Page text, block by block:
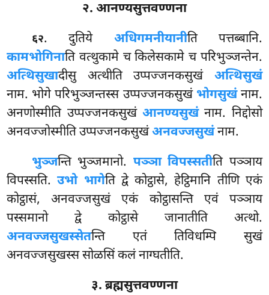
२. आनण्यसुत्तवण्णना
६२. दुतिये अधिगमनीयानीति पत्तब्बानि.
कामभोगिनाति वत्थुकामे च किलेसकामे च परिभुञ्जन्तेन.
अत्थिसुखादीसु अत्थीति उप्पज्जनकसुखं अत्थिसुखं
नाम. भोगे परिभुञ्जन्तस्स उप्पज्जनकसुखं भोगसुखंनाम.
अनणोस्मीति उप्पज्जनकसुखं आनण्यसुखंनाम. निद्दोसो
अनवज्जोस्मीति उप्पज्जनकसुखंअनवज्जसुखंनाम.
भुञ्जन्ति भुञ्जमानो. पञ्ञा विपस्सतीति पञ्ञाय
विपस्सति.उभो भागेति द्वे कोट्ठासे, हेट्ठिमानि तीणि एकं
कोट्ठासं, अनवज्जसुखं एकं कोट्ठासन्ति एवं पञ्ञाय
पस्समानोद्वे कोट्ठासे जानातीति अत्थो.
अनवज्जसुखस्सेतन्ति एतं तिविधम्पि सुखं
अनवज्जसुखस्स सोळसिं कलं नाग्घतीति.
३. ब्रह्मसुत्तवण्णना